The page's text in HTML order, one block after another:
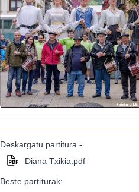
Deskargatu partitura -
Diana Txikia.pdf
Beste partiturak: